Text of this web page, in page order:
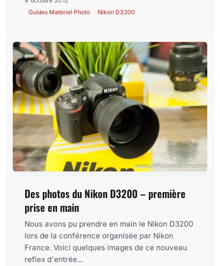
Guides Matériel Photo
Nikon D3200
Des photos du Nikon D3200 – première
prise en main
Nous avons pu prendre en main le Nikon D3200
lors de la conférence organisée par Nikon
France. Voici quelques images de ce nouveau
reflex d'entrée...